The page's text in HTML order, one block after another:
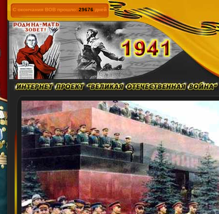
С окончания ВОВ прошло: 29676 дней